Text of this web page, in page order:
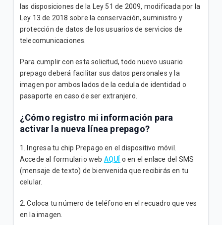
VER MÁS
las disposiciones de la Ley 51 de 2009, modificada por la
Ley 13 de 2018 sobre la conservación, suministro y
protección de datos de los usuarios de servicios de
telecomunicaciones.
Para cumplir con esta solicitud, todo nuevo usuario
prepago deberá facilitar sus datos personales y la
imagen por ambos lados de la cedula de identidad o
pasaporte en caso de ser extranjero.
¿Cómo registro mi información para
activar la nueva línea prepago?
1. Ingresa tu chip Prepago en el dispositivo móvil.
Accede al formulario web AQUÍ o en el enlace del SMS
(mensaje de texto) de bienvenida que recibirás en tu
celular.
2. Coloca tu número de teléfono en el recuadro que ves
en la imagen.